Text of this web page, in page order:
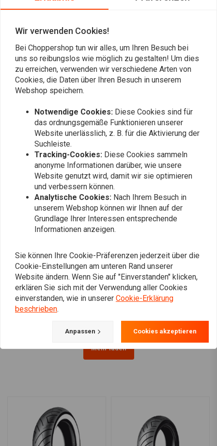
hat den nötigen Grip.
Ähnliche Produkte
SHINKO
E270 Reife Vorne 3.00-21
(57S) TT RF
€110,88
AVON
Cobra Chrome Reifen -
Front WW 120 / 70-21
€365,36
Mehr laden
Wir verwenden Cookies!
Bei Choppershop tun wir alles, um Ihren Besuch bei
uns so reibungslos wie möglich zu gestalten! Um dies
zu erreichen, verwenden wir verschiedene Arten von
Cookies, die Daten über Ihren Besuch in unserem
Webshop speichern.
Notwendige Cookies: Diese Cookies sind für
das ordnungsgemäße Funktionieren unserer
Website unerlässlich, z. B. für die Aktivierung der
Suchleiste.
Tracking-Cookies: Diese Cookies sammeln
anonyme Informationen darüber, wie unsere
Website genutzt wird, damit wir sie optimieren
und verbessern können.
Analytische Cookies: Nach Ihrem Besuch in
unserem Webshop können wir Ihnen auf der
Grundlage Ihrer Interessen entsprechende
Informationen anzeigen.
Sie können Ihre Cookie-Präferenzen jederzeit über die
Cookie-Einstellungen am unteren Rand unserer
Website ändern. Wenn Sie auf "Einverstanden" klicken,
erklären Sie sich mit der Verwendung aller Cookies
einverstanden, wie in unserer Cookie-Erklärung
beschrieben.
Anpassen Cookies akzeptieren